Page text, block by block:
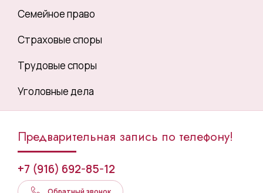
Семейное право
Страховые споры
Трудовые споры
Уголовные дела
Предварительная запись по телефону!
+7 (916) 692-85-12